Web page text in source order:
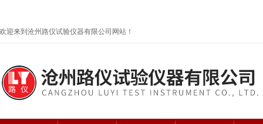
欢迎来到沧州路仪试验仪器有限公司网站！